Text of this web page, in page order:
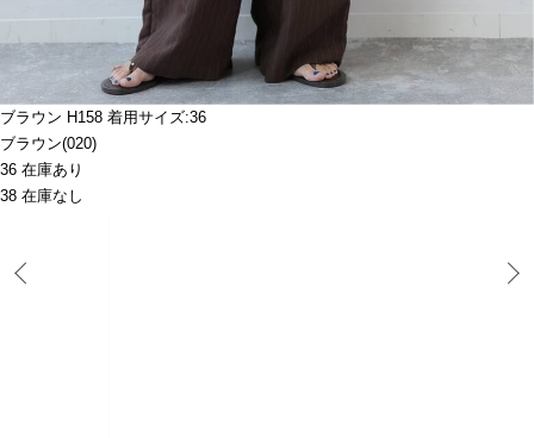
ブラウン H158 着用サイズ:36
ブラウン(020)
36 在庫あり
38 在庫なし